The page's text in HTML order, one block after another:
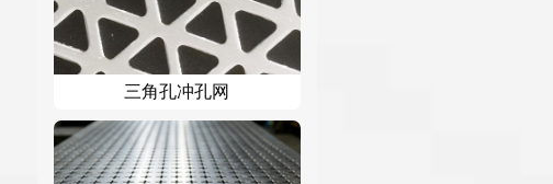
三角孔冲孔网